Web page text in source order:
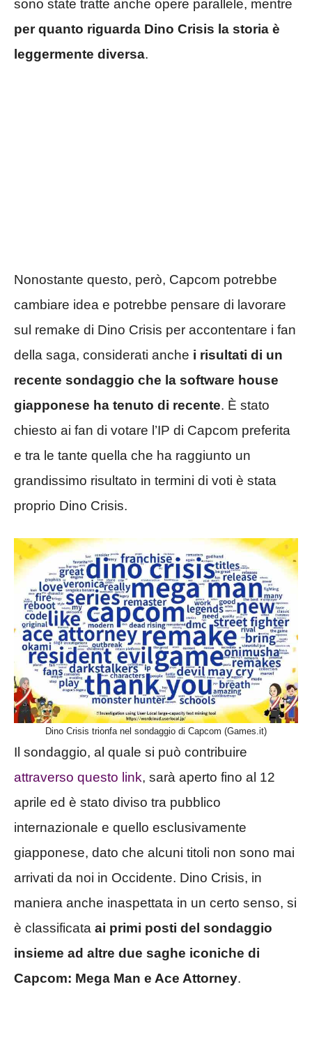
sono state tratte anche opere parallele, mentre
per quanto riguarda Dino Crisis la storia è
leggermente diversa.
Nonostante questo, però, Capcom potrebbe
cambiare idea e potrebbe pensare di lavorare
sul remake di Dino Crisis per accontentare i fan
della saga, considerati anche i risultati di un
recente sondaggio che la software house
giapponese ha tenuto di recente. È stato
chiesto ai fan di votare l’IP di Capcom preferita
e tra le tante quella che ha raggiunto un
grandissimo risultato in termini di voti è stata
proprio Dino Crisis.
Dino Crisis trionfa nel sondaggio di Capcom (Games.it)
Il sondaggio, al quale si può contribuire
attraverso questo link, sarà aperto fino al 12
aprile ed è stato diviso tra pubblico
internazionale e quello esclusivamente
giapponese, dato che alcuni titoli non sono mai
arrivati da noi in Occidente. Dino Crisis, in
maniera anche inaspettata in un certo senso, si
è classificata ai primi posti del sondaggio
insieme ad altre due saghe iconiche di
Capcom: Mega Man e Ace Attorney.